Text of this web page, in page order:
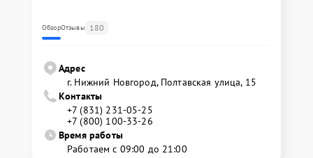
ОбзорОтзывы 180
Адрес
г. Нижний Новгород, Полтавская улица, 15
Контакты
+7 (831) 231-05-25
+7 (800) 100-33-26
Время работы
Работаем с 09:00 до 21:00